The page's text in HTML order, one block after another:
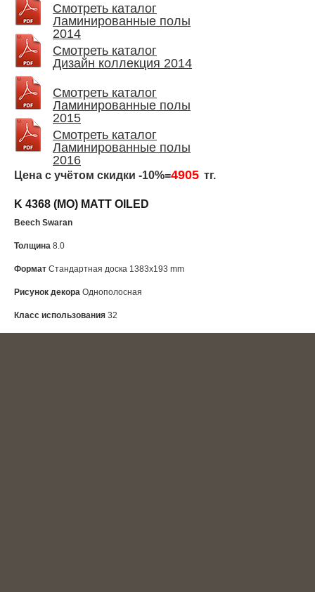
Смотреть каталог
Ламинированные полы
2014
Смотреть каталог
Дизайн коллекция 2014
Смотреть каталог
Ламинированные полы
2015
Смотреть каталог
Ламинированные полы
2016
Цена с учётом скидки -10%=4905 тг.
K 4368 (MO) MATT OILED
Beech Swaran
Толщина 8.0
Формат Стандартная доска 1383x193 mm
Рисунок декора Однополосная
Класс использования 32